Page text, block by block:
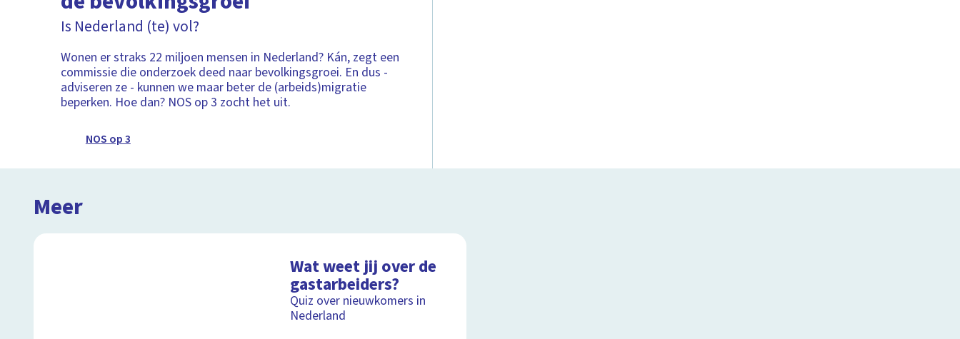
Is Nederland (te) vol?
Wonen er straks 22 miljoen mensen in Nederland? Kán, zegt een
commissie die onderzoek deed naar bevolkingsgroei. En dus -
adviseren ze - kunnen we maar beter de (arbeids)migratie
beperken. Hoe dan? NOS op 3 zocht het uit.
NOS op 3
Meer
Wat weet jij over de
gastarbeiders?
Quiz over nieuwkomers in
Nederland